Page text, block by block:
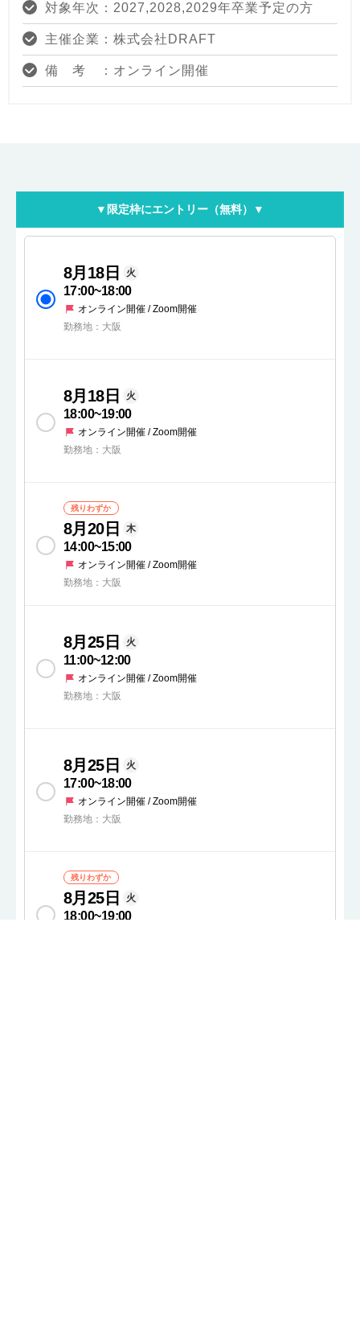
対象年次：2027,2028,2029年卒業予定の方
主催企業：株式会社DRAFT
備 考 ：オンライン開催
▼限定枠にエントリー（無料）▼
8月18日 火
17:00~18:00
オンライン開催 / Zoom開催
勤務地：大阪
8月18日 火
18:00~19:00
オンライン開催 / Zoom開催
勤務地：大阪
残りわずか
8月20日 木
14:00~15:00
オンライン開催 / Zoom開催
勤務地：大阪
8月25日 火
11:00~12:00
オンライン開催 / Zoom開催
勤務地：大阪
8月25日 火
17:00~18:00
オンライン開催 / Zoom開催
勤務地：大阪
残りわずか
8月25日 火
18:00~19:00